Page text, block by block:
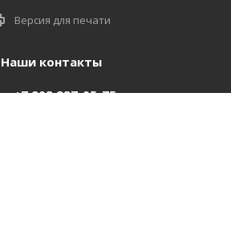
Версия для печати
Наши контакты
+7 903 937-05-75